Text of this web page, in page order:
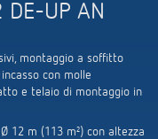
UP AN
montaggio a soffitto
con molle
e telaio di montaggio in
12 m (113 m²) con altezza